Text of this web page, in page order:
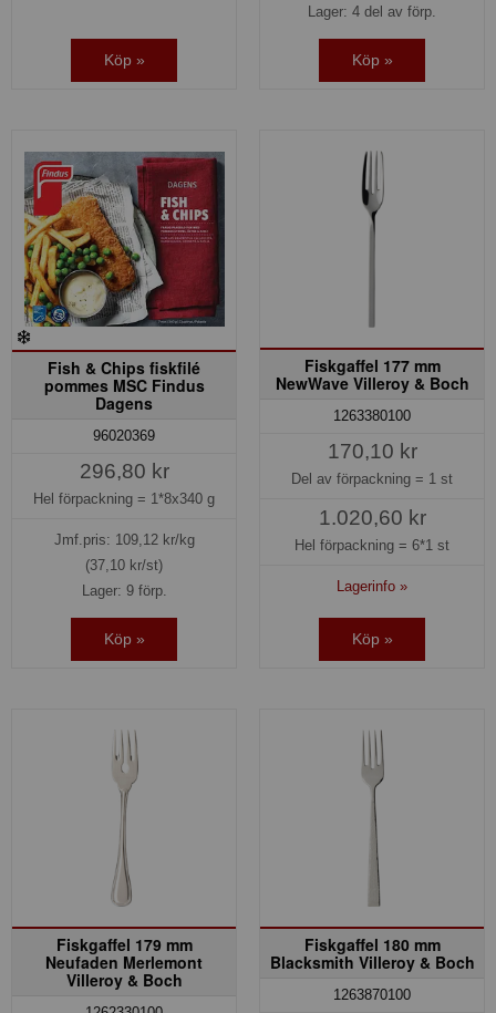
Köp »
Lager: 4 del av förp.
Köp »
Fish & Chips fiskfilé
pommes MSC Findus
Dagens
96020369
296,80 kr
Hel förpackning = 1*8x340 g
Jmf.pris: 109,12kr/kg
(37,10 kr/st)
Lager: 9 förp.
Köp »
Fiskgaffel 177 mm
NewWave Villeroy & Boch
1263380100
170,10 kr
Del av förpackning = 1 st
1.020,60 kr
Hel förpackning = 6*1 st
Lagerinfo »
Köp »
Fiskgaffel 179 mm
Neufaden Merlemont
Villeroy & Boch
Fiskgaffel 180 mm
Blacksmith Villeroy & Boch
1263870100